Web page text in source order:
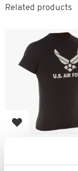
Related products
Add to favorites
Made from a super